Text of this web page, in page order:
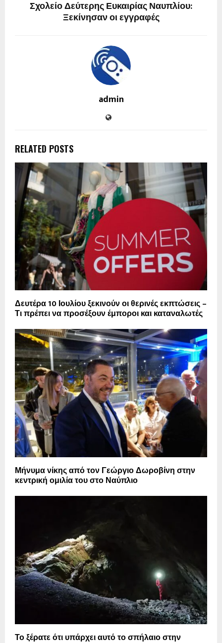
Σχολείο Δεύτερης Ευκαιρίας Ναυπλίου:
Ξεκίνησαν οι εγγραφές
admin
RELATED POSTS
Δευτέρα 10 Ιουλίου ξεκινούν οι θερινές εκπτώσεις –
Τι πρέπει να προσέξουν έμποροι και καταναλωτές
Μήνυμα νίκης από τον Γεώργιο Δωροβίνη στην
κεντρική ομιλία του στο Ναύπλιο
Το ξέρατε ότι υπάρχει αυτό το σπήλαιο στην